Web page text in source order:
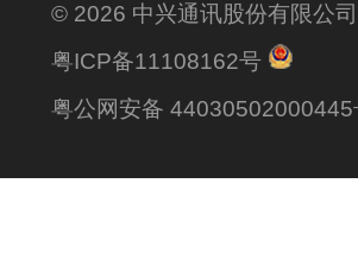
© 2026 中兴通讯股份有限公
粤ICP备11108162号
粤公网安备 44030502000445